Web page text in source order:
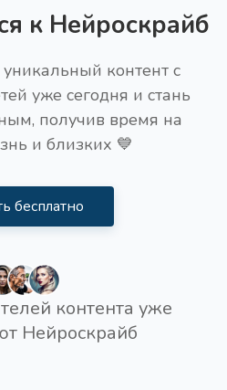
к Нейроскрайб
контент с
уже сегодня и стань
получив время на
и близких 💙
бесплатно
контента уже
Нейроскрайб